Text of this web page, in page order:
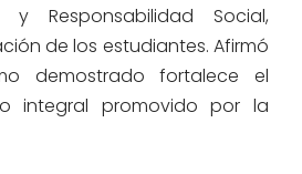
y Responsabilidad Social,
de los estudiantes. Afirmó
demostrado fortalece el
integral promovido por la